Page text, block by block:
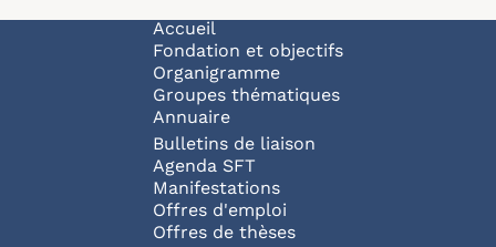
NAVIGATION
Accueil
Fondation et objectifs
Organigramme
Groupes thématiques
Annuaire
Bulletins de liaison
Agenda SFT
Manifestations
Offres d'emploi
Offres de thèses